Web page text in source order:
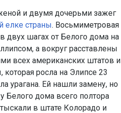
и двумя дочерьми зажег
елке страны. Восьмиметровая
двух шагах от Белого дома на
а вокруг расставлены
всех американских штатов и
которая росла на Элипсе 23
урагана. Ей нашли замену, но
Белого дома всего полтора
в штате Колорадо и